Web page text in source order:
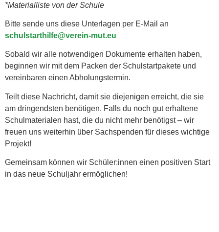
*Materialliste von der Schule
Bitte sende uns diese Unterlagen per E-Mail an
schulstarthilfe@verein-mut.eu
Sobald wir alle notwendigen Dokumente erhalten haben,
beginnen wir mit dem Packen der Schulstartpakete und
vereinbaren einen Abholungstermin.
Teilt diese Nachricht, damit sie diejenigen erreicht, die sie
am dringendsten benötigen. Falls du noch gut erhaltene
Schulmaterialen hast, die du nicht mehr benötigst – wir
freuen uns weiterhin über Sachspenden für dieses wichtige
Projekt!
Gemeinsam können wir Schüler:innen einen positiven Start
in das neue Schuljahr ermöglichen!